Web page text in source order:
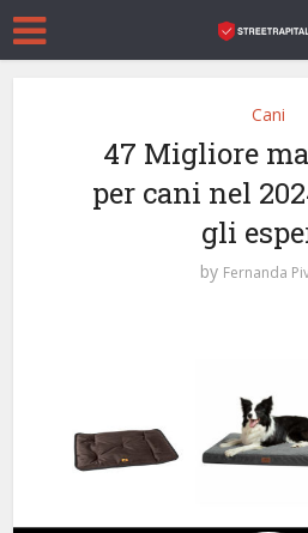
Cani
47 Migliore
per cani nel
gli
by Fernanda